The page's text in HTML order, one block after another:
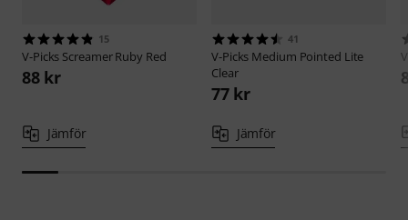
15
V-Picks Screamer Ruby Red
88 kr
Jämför
41
V-Picks Medium Pointed Lite
Clear
77 kr
Jämför